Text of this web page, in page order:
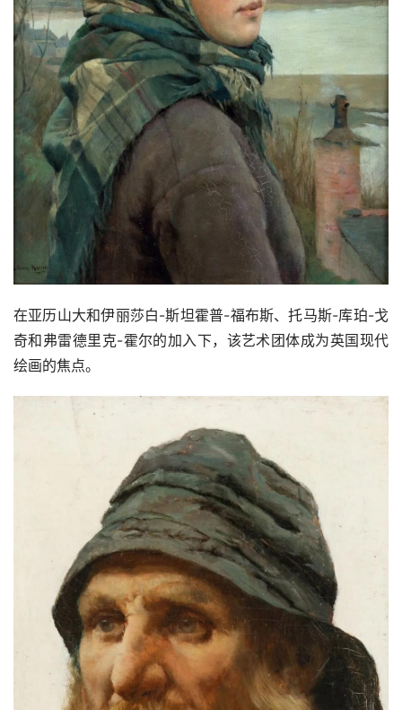
在亚历山大和伊丽莎白-斯坦霍普-福布斯、托马斯-库珀-戈
奇和弗雷德里克-霍尔的加入下，该艺术团体成为英国现代
绘画的焦点。